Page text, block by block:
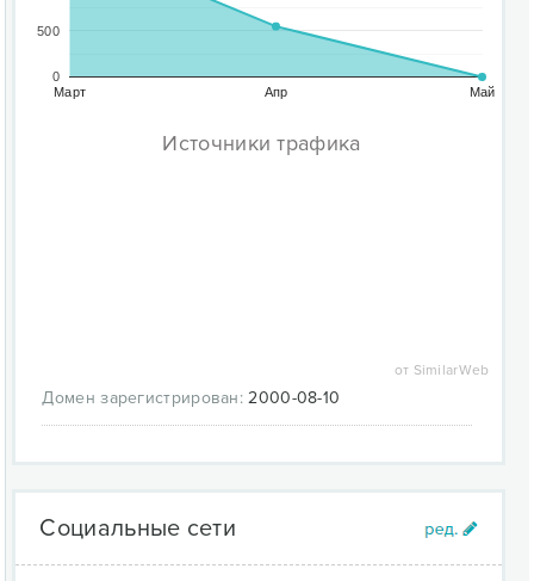
Март Апр Май
0
500
Источники трафика
от SimilarWeb
Домен зарегистрирован: 2000-08-10
Социальные сети